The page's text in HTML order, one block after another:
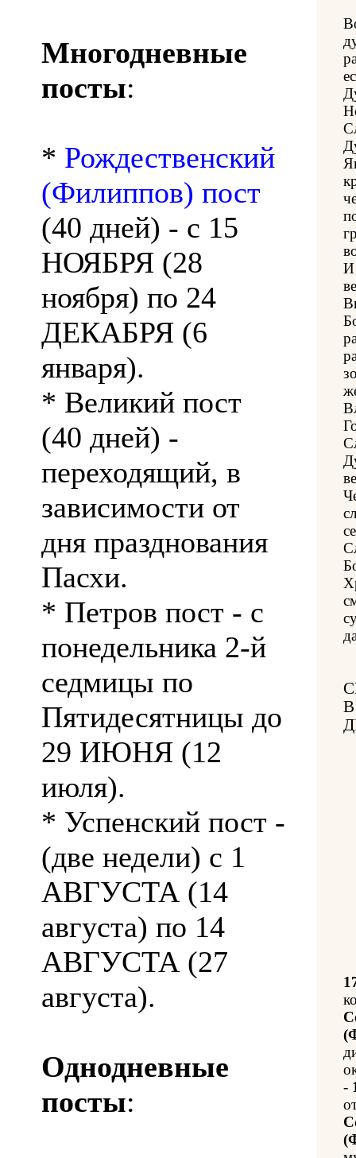
Многодневные
посты:
* Рождественский
(Филиппов) пост
(40 дней) - с 15
НОЯБРЯ (28
ноября) по 24
ДЕКАБРЯ (6
января).
* Великий пост
(40 дней) -
переходящий, в
зависимости от
дня празднования
Пасхи.
* Петров пост - с
понедельника 2-й
седмицы по
Пятидесятницы до
29 ИЮНЯ (12
июля).
* Успенский пост -
(две недели) с 1
АВГУСТА (14
августа) по 14
АВГУСТА (27
августа).
Однодневные
посты:
И
-